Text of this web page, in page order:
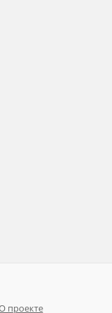
проекте